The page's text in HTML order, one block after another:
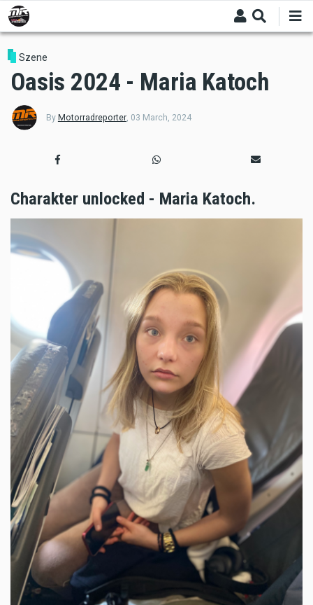
Skip
to
main
content
Szene
Oasis 2024 - Maria Katoch
By Motorradreporter, 03 March, 2024
Charakter unlocked - Maria Katoch.